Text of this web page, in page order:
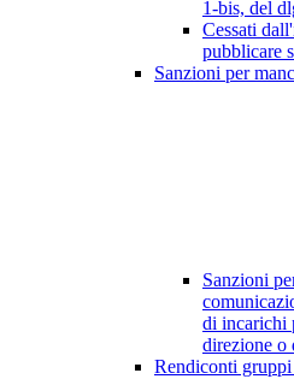
1-bis, del
Cessati
pubblicare
Sanzioni per
Sanzioni
di incarichi
direzione o
Rendiconti